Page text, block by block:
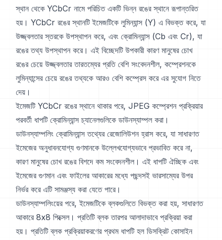
স্থান থেকে YCbCr নামে পরিচিত একটি ভিন্ন রঙের স্থানে রূপান্তরিত
হয়। YCbCr রঙের স্থানটি ইমেজটিকে লুমিন্যান্স (Y) এ বিভক্ত করে, যা
উজ্জ্বলতার স্তরকে উপস্থাপন করে, এবং ক্রোমিন্যান্স (Cb এবং Cr), যা
রঙের তথ্য উপস্থাপন করে। এই বিচ্ছেদটি উপকারী কারণ মানুষের চোখ
রঙের চেয়ে উজ্জ্বলতার তারতম্যের প্রতি বেশি সংবেদনশীল, কম্প্রেশনকে
লুমিন্যান্সের চেয়ে রঙের তথ্যকে আরও বেশি কম্প্রেস করে এর সুযোগ নিতে
দেয়।
ইমেজটি YCbCr রঙের স্থানে থাকার পরে, JPEG কম্প্রেশন প্রক্রিয়ার
পরবর্তী ধাপটি ক্রোমিন্যান্স চ্যানেলগুলিকে ডাউনস্যাম্পল করা।
ডাউনস্যাম্পলিং ক্রোমিন্যান্স তথ্যের রেজোলিউশন হ্রাস করে, যা সাধারণত
ইমেজের অনুধাবনযোগ্য গুণমানকে উল্লেখযোগ্যভাবে প্রভাবিত করে না,
কারণ মানুষের চোখ রঙের বিশদে কম সংবেদনশীল। এই ধাপটি ঐচ্ছিক এবং
ইমেজের গুণমান এবং ফাইলের আকারের মধ্যে পছন্দসই ভারসাম্যের উপর
নির্ভর করে এটি সামঞ্জস্য করা যেতে পারে।
ডাউনস্যাম্পলিংয়ের পরে, ইমেজটিকে ব্লকগুলিতে বিভক্ত করা হয়, সাধারণত
আকারে 8x8 পিক্সেল। প্রতিটি ব্লক তারপর আলাদাভাবে প্রক্রিয়া করা
হয়। প্রতিটি ব্লক প্রক্রিয়াকরণের প্রথম ধাপটি হল ডিসক্রিট কোসাইন